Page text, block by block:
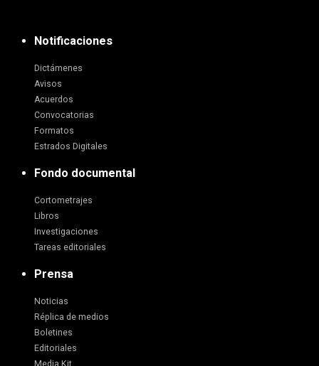
Notificaciones
Dictámenes
Avisos
Acuerdos
Convocatorias
Formatos
Estrados Digitales
Fondo documental
Cortometrajes
Libros
Investigaciones
Tareas editoriales
Prensa
Noticias
Réplica de medios
Boletines
Editoriales